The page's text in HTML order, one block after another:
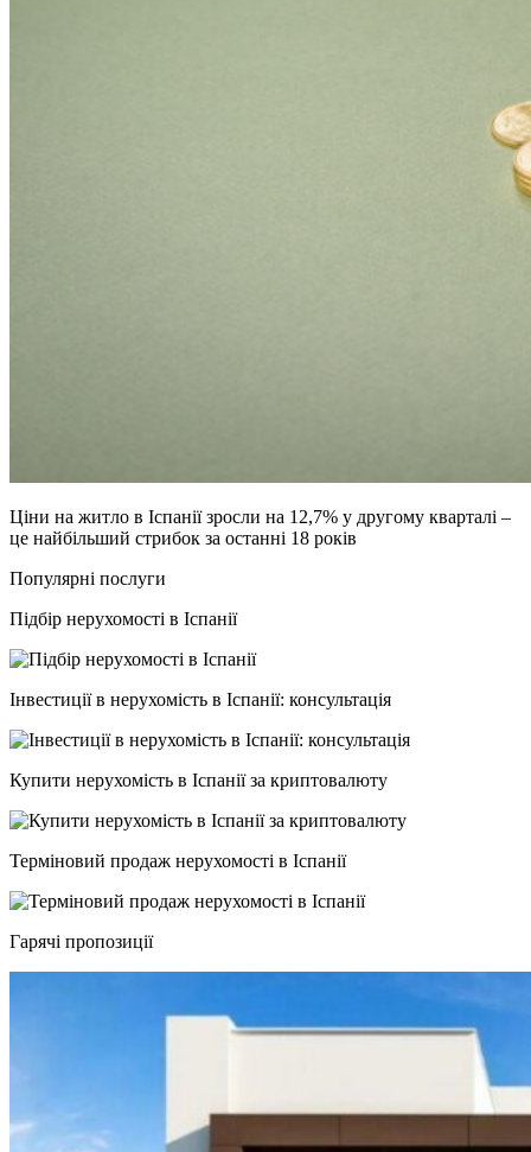
Ціни на житло в Іспанії зросли на 12,7% у другому кварталі –
це найбільший стрибок за останні 18 років
Популярні послуги
Підбір нерухомості в Іспанії
Інвестиції в нерухомість в Іспанії: консультація
Купити нерухомість в Іспанії за криптовалюту
Терміновий продаж нерухомості в Іспанії
Гарячі пропозиції